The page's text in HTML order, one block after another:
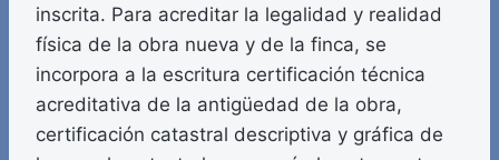
inscrita. Para acreditar la legalidad y realidad
física de la obra nueva y de la finca, se
incorpora a la escritura certificación técnica
acreditativa de la antigüedad de la obra,
certificación catastral descriptiva y gráfica de